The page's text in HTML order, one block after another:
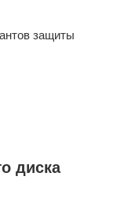
защиты
диска